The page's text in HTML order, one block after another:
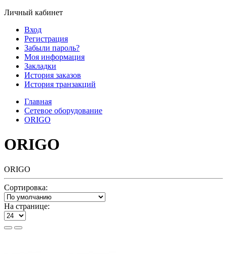
Личный кабинет
Вход
Регистрация
Забыли пароль?
Моя информация
Закладки
История заказов
История транзакций
Главная
Сетевое оборудование
ORIGO
ORIGO
ORIGO
Сортировка:
На странице: